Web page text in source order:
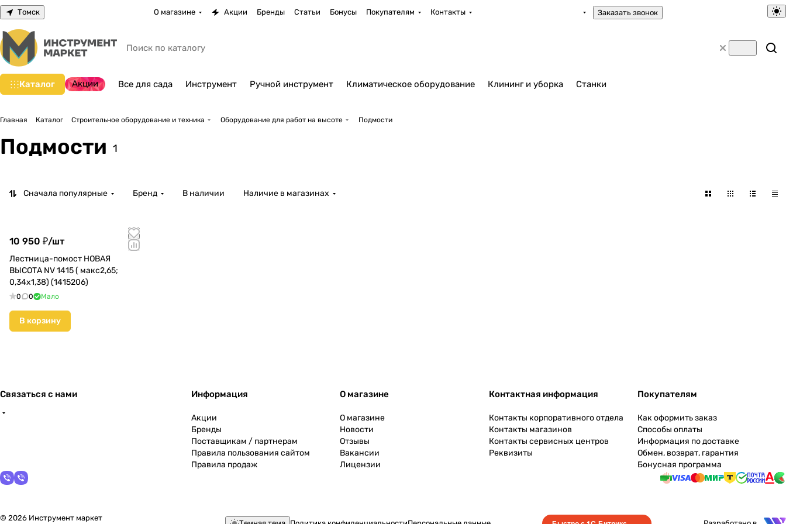
Томск О магазине Акции Бренды Статьи Бонусы Покупателям Контакты Заказать звонок
Каталог Акции Все для сада Инструмент Ручной инструмент Климатическое оборудование Клининг и уборка Станки
Главная Каталог Строительное оборудование и техника Оборудование для работ на высоте Подмости
Подмости 1
Сначала популярные Бренд В наличии Наличие в магазинах
10 950 ₽/шт
Лестница-помост НОВАЯ
ВЫСОТА NV 1415 ( макс2,65;
0,34х1,38) (1415206)
0 0 Мало
В корзину
Связаться с нами Информация
Акции
Бренды
Поставщикам / партнерам
Правила пользования сайтом
Правила продаж
О магазине
О магазине
Новости
Отзывы
Вакансии
Лицензии
Контактная информация
Контакты корпоративного отдела
Контакты магазинов
Контакты сервисных центров
Реквизиты
Покупателям
Как оформить заказ
Способы оплаты
Информация по доставке
Обмен, возврат, гарантия
Бонусная программа
© 2026 Инструмент маркет